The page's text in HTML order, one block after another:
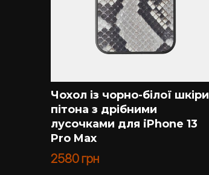
Чохол із чорно-білої шкіри
пітона з дрібними
лусочками для iPhone 13
Pro Max
2580грн